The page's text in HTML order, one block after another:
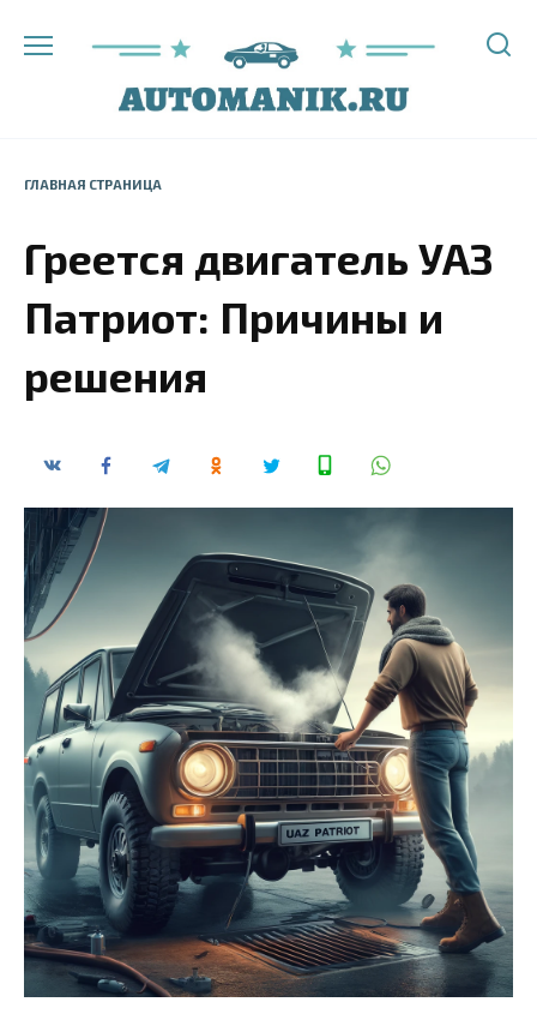
ГЛАВНАЯ СТРАНИЦА
Греется двигатель УАЗ
Патриот: Причины и
решения